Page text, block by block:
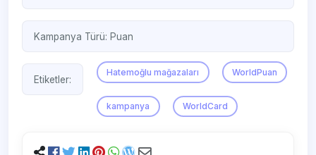
Kampanya Türü: Puan
Etiketler:
Hatemoğlu mağazaları WorldPuan
kampanya WorldCard